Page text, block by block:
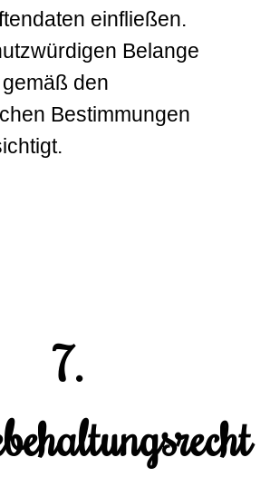
einfließen.
Belange
den
Bestimmungen
7.